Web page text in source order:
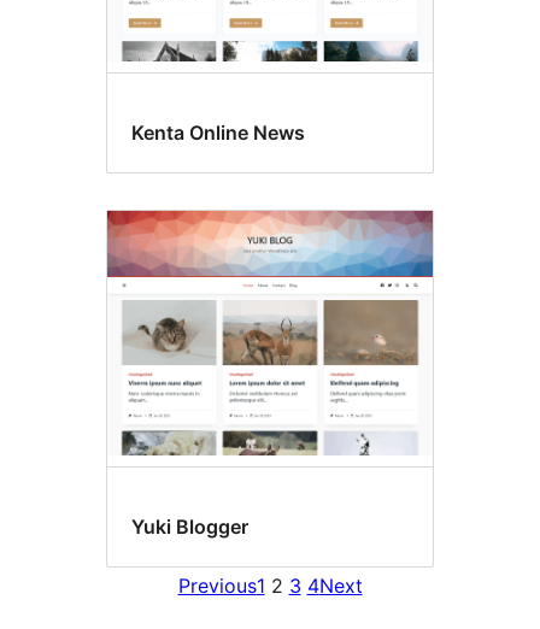
Kenta Online News
Yuki Blogger
Previous1 2 3 4Next